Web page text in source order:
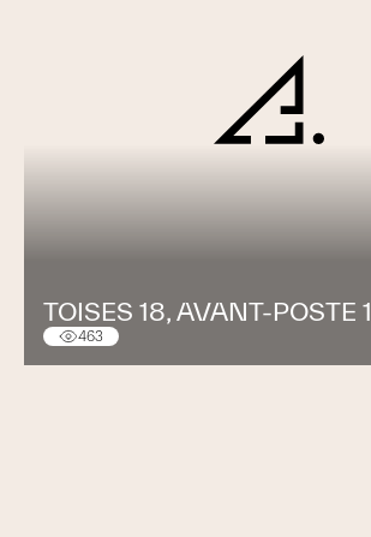
TOISES 18, AVANT-POSTE
463